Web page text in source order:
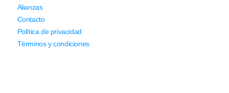
Alianzas
Contacto
Política de privacidad
Términos y condiciones